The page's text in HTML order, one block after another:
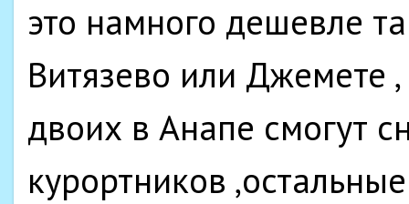
это намного дешевле
Витязево или Джемете
двоих в Анапе смогут
курортников